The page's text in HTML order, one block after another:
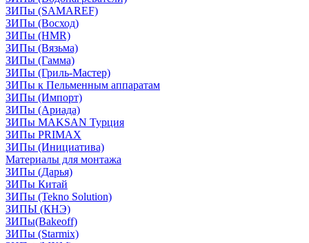
ЗИПы (SAMAREF)
ЗИПы (Восход)
ЗИПы (HMR)
ЗИПы (Вязьма)
ЗИПы (Гамма)
ЗИПы (Гриль-Мастер)
ЗИПы к Пельменным аппаратам
ЗИПы (Импорт)
ЗИПы (Ариада)
ЗИПы MAKSAN Турция
ЗИПы PRIMAX
ЗИПы (Инициатива)
Материалы для монтажа
ЗИПы (Дарья)
ЗИПы Китай
ЗИПы (Tekno Solution)
ЗИПЫ (КНЭ)
ЗИПы(Bakeoff)
ЗИПы (Starmix)